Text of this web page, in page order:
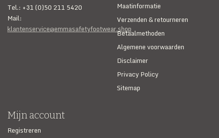
Tel.: +31 (0)50 211 5420
Mail:
klantenservice@emmasafetyfootwear.shop
Maatinformatie
Verzenden & retourneren
Betaalmethoden
Algemene voorwaarden
Disclaimer
Privacy Policy
Sitemap
Mijn account
Registreren